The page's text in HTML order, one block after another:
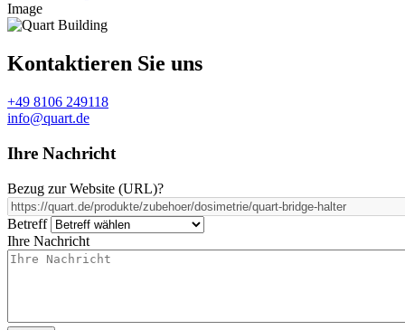
Image
Kontaktieren Sie uns
+49 8106 249118
info@quart.de
Ihre Nachricht
Bezug zur Website (URL)?
Betreff
Ihre Nachricht